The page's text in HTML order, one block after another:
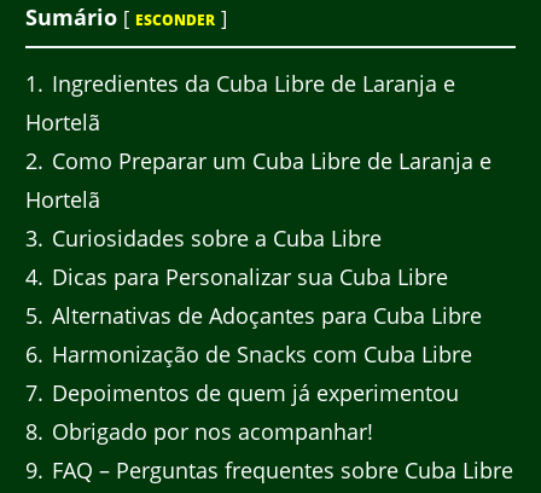
Sumário [ ESCONDER ]
1
Ingredientes da Cuba Libre de Laranja e
Hortelã
2 Como Preparar um Cuba Libre de Laranja e
Hortelã
3 Curiosidades sobre a Cuba Libre
4 Dicas para Personalizar sua Cuba Libre
5 Alternativas de Adoçantes para Cuba Libre
6 Harmonização de Snacks com Cuba Libre
7 Depoimentos de quem já experimentou
8 Obrigado por nos acompanhar!
9 FAQ – Perguntas frequentes sobre Cuba Libre